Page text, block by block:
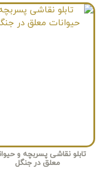
تابلو نقاشی پسربچه و
معلق در جنگل